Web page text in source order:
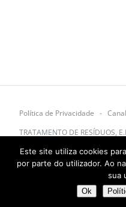
Política de Privacidade -
TRATAMENTO DE RESÍDUOS,
Este site utiliza cookies
por parte do utilizador. Ao
sua
Ok